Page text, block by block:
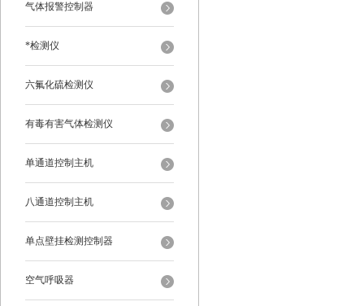
气体报警控制器
*检测仪
六氟化硫检测仪
有毒有害气体检测仪
单通道控制主机
八通道控制主机
单点壁挂检测控制器
空气呼吸器